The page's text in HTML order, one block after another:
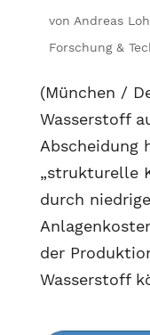
von Andreas
Forschung &
(München /
Wasserstoff
Abscheidung
„strukturelle
durch
der
Wasserstoff